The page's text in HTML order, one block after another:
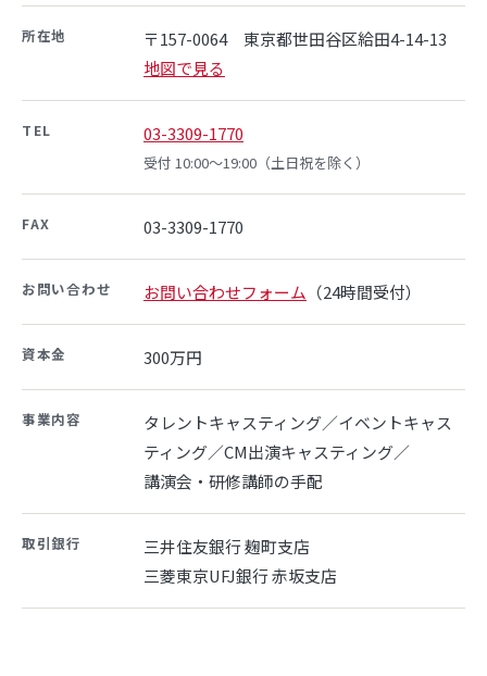
所在地
〒157-0064 東京都世田谷区給田4-14-13
地図で見る
TEL 03-3309-1770
受付 10:00〜19:00（土日祝を除く）
FAX 03-3309-1770
お問い合わせ お問い合わせフォーム （24時間受付）
資本金 300万円
事業内容
タレントキャスティング／イベントキャス
ティング／CM出演キャスティング／
講演会・研修講師の手配
取引銀行
三井住友銀行 麹町支店
三菱東京UFJ銀行 赤坂支店